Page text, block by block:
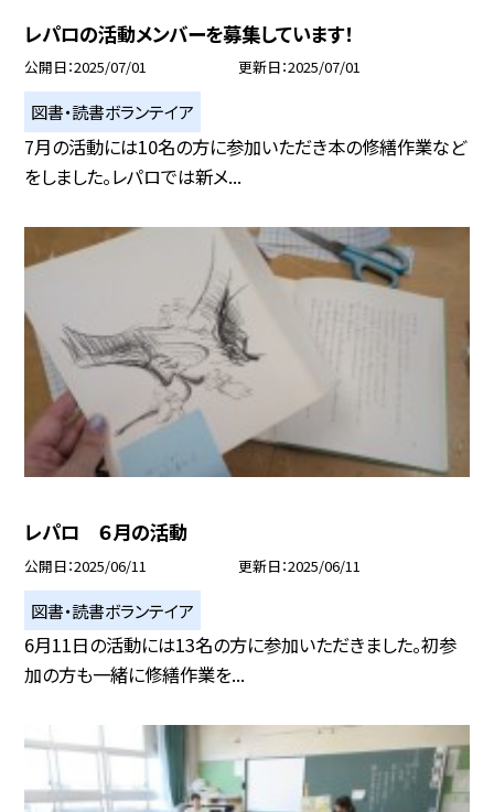
レパロの活動メンバーを募集しています！
公開日 2025/07/01 更新日 2025/07/01
図書・読書ボランテイア
7月の活動には10名の方に参加いただき本の修繕作業など
をしました。レパロでは新メ...
レパロ ６月の活動
公開日 2025/06/11 更新日 2025/06/11
図書・読書ボランテイア
6月11日の活動には13名の方に参加いただきました。初参
加の方も一緒に修繕作業を...